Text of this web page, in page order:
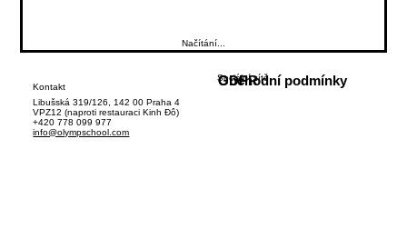
Načítání...
Sociální sítě
GDPR
Obchodní podmínky
Kontakt
Libušská 319/126, 142 00 Praha 4
VPZ12 (naproti restauraci Kinh Đô)
+420 778 099 977
info@olympschool.com